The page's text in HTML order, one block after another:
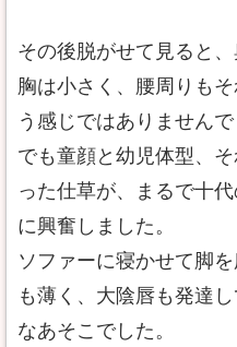
その後脱がせて見ると
胸は小さく、腰周りも
う感じではありませんで
でも童顔と幼児体型、
った仕草が、まるで十
に興奮しました。
ソファーに寝かせて脚
も薄く、大陰唇も発達
なあそこでした。